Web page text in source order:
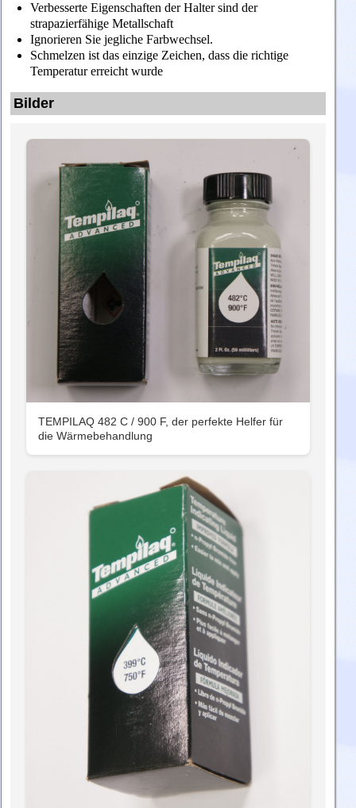
Verbesserte Eigenschaften der Halter sind der
strapazierfähige Metallschaft
Ignorieren Sie jegliche Farbwechsel.
Schmelzen ist das einzige Zeichen, dass die richtige
Temperatur erreicht wurde
Bilder
TEMPILAQ 482 C / 900 F, der perfekte Helfer für
die Wärmebehandlung